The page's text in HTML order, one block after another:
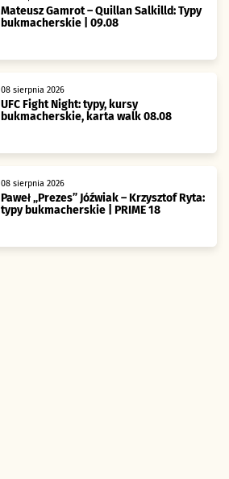
Mateusz Gamrot – Quillan Salkilld: Typy
bukmacherskie | 09.08
08 sierpnia 2026
UFC Fight Night: typy, kursy
bukmacherskie, karta walk 08.08
08 sierpnia 2026
Paweł „Prezes” Jóźwiak – Krzysztof Ryta:
typy bukmacherskie | PRIME 18